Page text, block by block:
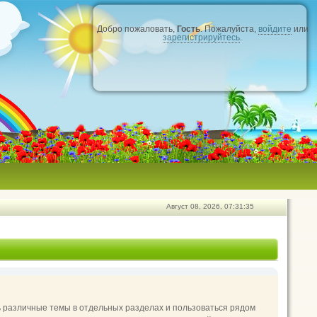
Добро пожаловать,Гость. Пожалуйста, войдите или
зарегистрируйтесь.
Август 08, 2026, 07:31:35
темы в отдельных разделах и пользоваться рядом